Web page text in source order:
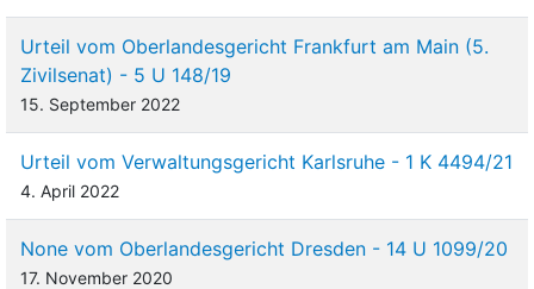
Urteil vom Oberlandesgericht Frankfurt am Main (5.
Zivilsenat) - 5 U 148/19
15. September 2022
Urteil vom Verwaltungsgericht Karlsruhe - 1 K 4494/21
4. April 2022
None vom Oberlandesgericht Dresden - 14 U 1099/20
17. November 2020